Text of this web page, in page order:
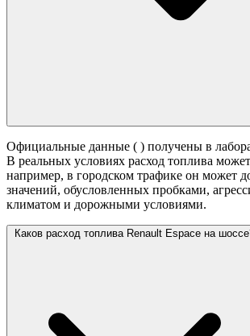
Официальные данные ( ) получены в
В реальных условиях расход топлива
например, в городском трафике он может
значений, обусловленных пробками,
климатом и дорожными условиями.
Каков расход топлива Renault Espace на